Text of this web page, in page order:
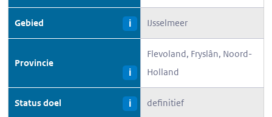
Gebied i IJsselmeer
Provincie
i
Flevoland, Fryslân, Noord-
Holland
Status doel i definitief